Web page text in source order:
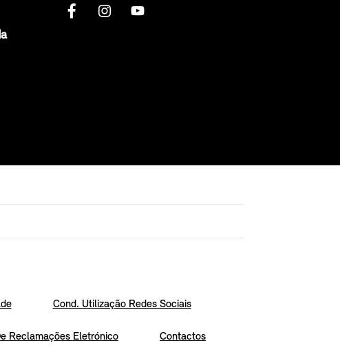
Cond. Utilização Redes Sociais
Reclamações Eletrónico Contactos